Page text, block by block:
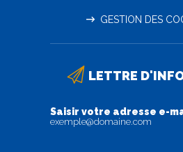
GESTION DES
LETTRE
Saisir votre adresse e-
exemple@domaine.com